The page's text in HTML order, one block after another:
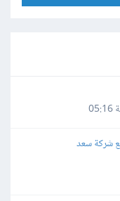
شركة سعد